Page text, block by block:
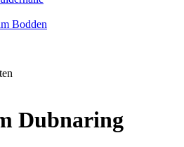
Bodden
Dubnaring